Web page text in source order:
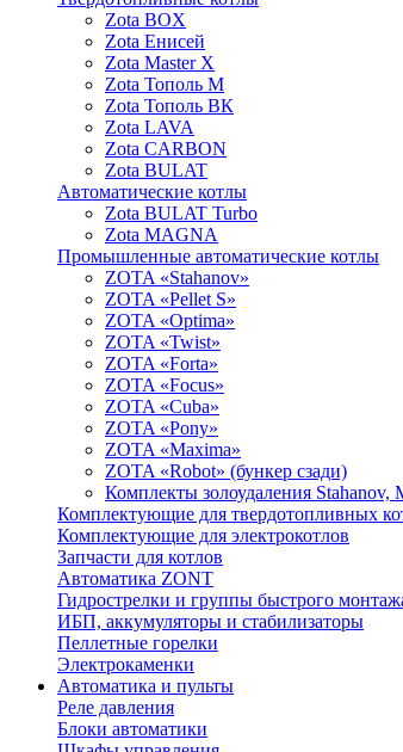
Zota BOX
Zota Енисей
Zota Master X
Zota Тополь М
Zota Тополь ВК
Zota LAVA
Zota CARBON
Zota BULAT
Автоматические котлы
Zota BULAT Turbo
Zota MAGNA
Промышленные автоматические котлы
ZOTA «Stahanov»
ZOTA «Pellet S»
ZOTA «Optima»
ZOTA «Twist»
ZOTA «Forta»
ZOTA «Focus»
ZOTA «Cuba»
ZOTA «Pony»
ZOTA «Maxima»
ZOTA «Robot» (бункер сзади)
Комплекты золоудаления Stahanov,
Комплектующие для твердотопливных
Комплектующие для электрокотлов
Запчасти для котлов
Автоматика ZONT
Гидрострелки и группы быстрого
ИБП, аккумуляторы и стабилизаторы
Пеллетные горелки
Электрокаменки
Автоматика и пульты
Реле давления
Блоки автоматики